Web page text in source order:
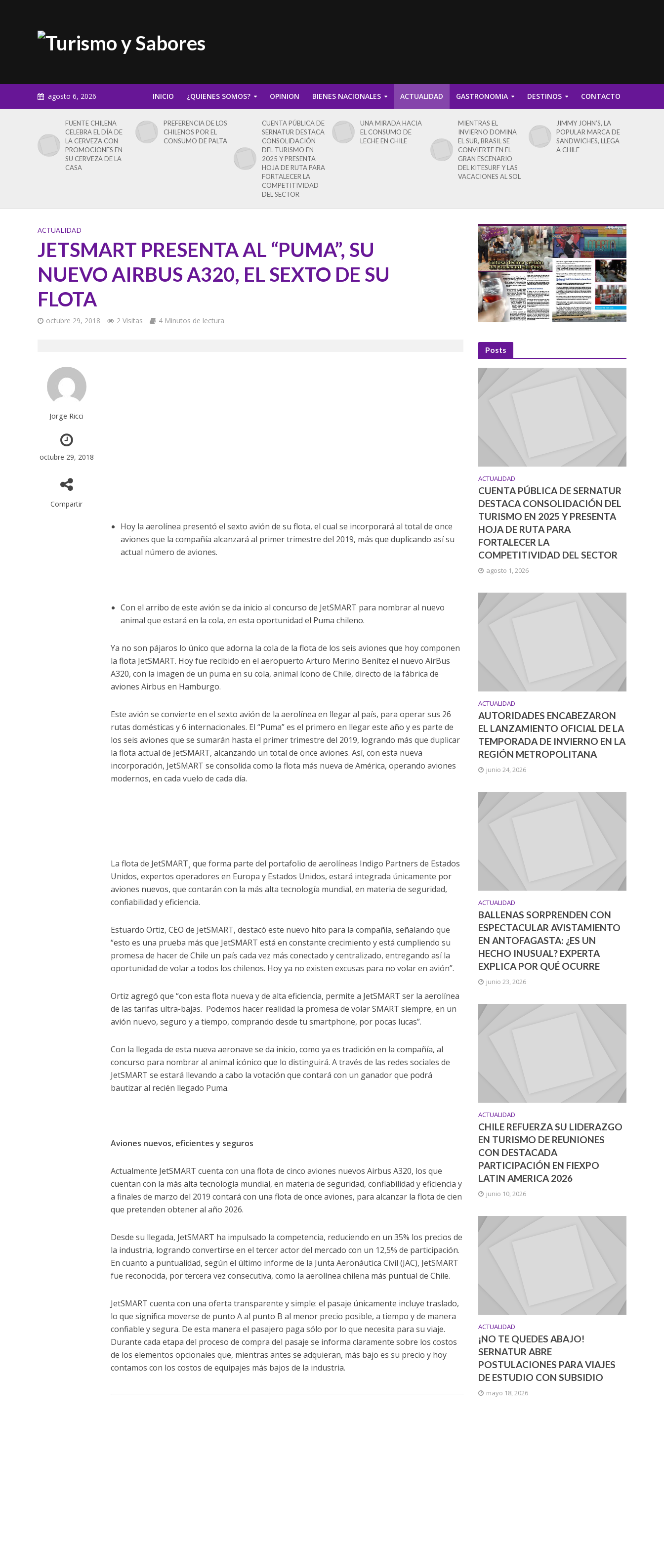
agosto 6, 2026 INICIO ¿QUIENES SOMOS? OPINION BIENES NACIONALES ACTUALIDAD GASTRONOMIA DESTINOS CONTACTO
FUENTE CHILENA
CELEBRA EL DÍA DE
LA CERVEZA CON
PROMOCIONES EN
SU CERVEZA DE LA
CASA
PREFERENCIA DE LOS
CHILENOS POR EL
CONSUMO DE PALTA
CUENTA PÚBLICA DE
SERNATUR DESTACA
CONSOLIDACIÓN
DEL TURISMO EN
2025 Y PRESENTA
HOJA DE RUTA PARA
FORTALECER LA
COMPETITIVIDAD
DEL SECTOR
UNA MIRADA HACIA
EL CONSUMO DE
LECHE EN CHILE
MIENTRAS EL
INVIERNO DOMINA
EL SUR, BRASIL SE
CONVIERTE EN EL
GRAN ESCENARIO
DEL KITESURF Y LAS
VACACIONES AL SOL
JIMMY JOHN’S, LA
POPULAR MARCA DE
SANDWICHES, LLEGA
A CHILE
ACTUALIDAD
JETSMART PRESENTA AL “PUMA”, SU
NUEVO AIRBUS A320, EL SEXTO DE SU
FLOTA
octubre 29, 2018 2 Visitas 4 Minutos de lectura
Jorge Ricci
octubre 29, 2018
Compartir
Hoy la aerolínea presentó el sexto avión de su flota, el cual se incorporará al total de once
aviones que la compañía alcanzará al primer trimestre del 2019, más que duplicando así su
actual número de aviones.
Con el arribo de este avión se da inicio al concurso de JetSMART para nombrar al nuevo
animal que estará en la cola, en esta oportunidad el Puma chileno.
Ya no son pájaros lo único que adorna la cola de la flota de los seis aviones que hoy componen
la flota JetSMART. Hoy fue recibido en el aeropuerto Arturo Merino Benítez el nuevo AirBus
A320, con la imagen de un puma en su cola, animal ícono de Chile, directo de la fábrica de
aviones Airbus en Hamburgo.
Este avión se convierte en el sexto avión de la aerolínea en llegar al país, para operar sus 26
rutas domésticas y 6 internacionales. El “Puma” es el primero en llegar este año y es parte de
los seis aviones que se sumarán hasta el primer trimestre del 2019, logrando más que duplicar
la flota actual de JetSMART, alcanzando un total de once aviones. Así, con esta nueva
incorporación, JetSMART se consolida como la flota más nueva de América, operando aviones
modernos, en cada vuelo de cada día.
La flota de JetSMART¸ que forma parte del portafolio de aerolíneas Indigo Partners de Estados
Unidos, expertos operadores en Europa y Estados Unidos, estará integrada únicamente por
aviones nuevos, que contarán con la más alta tecnología mundial, en materia de seguridad,
confiabilidad y eficiencia.
Estuardo Ortiz, CEO de JetSMART, destacó este nuevo hito para la compañía, señalando que
“esto es una prueba más que JetSMART está en constante crecimiento y está cumpliendo su
promesa de hacer de Chile un país cada vez más conectado y centralizado, entregando así la
oportunidad de volar a todos los chilenos. Hoy ya no existen excusas para no volar en avión”.
Ortiz agregó que “con esta flota nueva y de alta eficiencia, permite a JetSMART ser la aerolínea
de las tarifas ultra-bajas. Podemos hacer realidad la promesa de volar SMART siempre, en un
avión nuevo, seguro y a tiempo, comprando desde tu smartphone, por pocas lucas”.
Con la llegada de esta nueva aeronave se da inicio, como ya es tradición en la compañía, al
concurso para nombrar al animal icónico que lo distinguirá. A través de las redes sociales de
JetSMART se estará llevando a cabo la votación que contará con un ganador que podrá
bautizar al recién llegado Puma.
Aviones nuevos, eficientes y seguros
Actualmente JetSMART cuenta con una flota de cinco aviones nuevos Airbus A320, los que
cuentan con la más alta tecnología mundial, en materia de seguridad, confiabilidad y eficiencia y
a finales de marzo del 2019 contará con una flota de once aviones, para alcanzar la flota de cien
que pretenden obtener al año 2026.
Desde su llegada, JetSMART ha impulsado la competencia, reduciendo en un 35% los precios de
la industria, logrando convertirse en el tercer actor del mercado con un 12,5% de participación.
En cuanto a puntualidad, según el último informe de la Junta Aeronáutica Civil (JAC), JetSMART
fue reconocida, por tercera vez consecutiva, como la aerolínea chilena más puntual de Chile.
JetSMART cuenta con una oferta transparente y simple: el pasaje únicamente incluye traslado,
lo que significa moverse de punto A al punto B al menor precio posible, a tiempo y de manera
confiable y segura. De esta manera el pasajero paga sólo por lo que necesita para su viaje.
Durante cada etapa del proceso de compra del pasaje se informa claramente sobre los costos
de los elementos opcionales que, mientras antes se adquieran, más bajo es su precio y hoy
contamos con los costos de equipajes más bajos de la industria.
Posts
ACTUALIDAD
CUENTA PÚBLICA DE SERNATUR
DESTACA CONSOLIDACIÓN DEL
TURISMO EN 2025 Y PRESENTA
HOJA DE RUTA PARA
FORTALECER LA
COMPETITIVIDAD DEL SECTOR
agosto 1, 2026
ACTUALIDAD
AUTORIDADES ENCABEZARON
EL LANZAMIENTO OFICIAL DE LA
TEMPORADA DE INVIERNO EN LA
REGIÓN METROPOLITANA
junio 24, 2026
ACTUALIDAD
BALLENAS SORPRENDEN CON
ESPECTACULAR AVISTAMIENTO
EN ANTOFAGASTA: ¿ES UN
HECHO INUSUAL? EXPERTA
EXPLICA POR QUÉ OCURRE
junio 23, 2026
ACTUALIDAD
CHILE REFUERZA SU LIDERAZGO
EN TURISMO DE REUNIONES
CON DESTACADA
PARTICIPACIÓN EN FIEXPO
LATIN AMERICA 2026
junio 10, 2026
ACTUALIDAD
¡NO TE QUEDES ABAJO!
SERNATUR ABRE
POSTULACIONES PARA VIAJES
DE ESTUDIO CON SUBSIDIO
mayo 18, 2026